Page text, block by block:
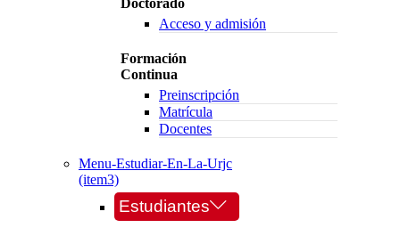
Acceso y admisión
Formación
Continua
Preinscripción
Matrícula
Docentes
Menu-Estudiar-En-La-Urjc
(item3)
Estudiantes